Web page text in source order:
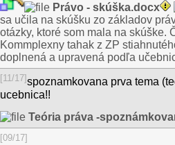
Právo - skúška.docx
sa učila na skúšku zo základov
otázky, ktoré som mala na skúške.
Kommplexny tahak z ZP
doplnená a upravená podľa
[11/17]spoznamkovana prva tema
ucebnica!!
Teória práva -
[09/17]